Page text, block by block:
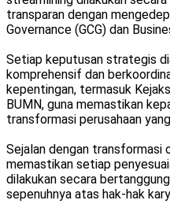
transparan dengan
Governance (GCG) dan
Setiap keputusan strategis
komprehensif dan
kepentingan, termasuk
BUMN, guna memastikan
transformasi perusahaan
Sejalan dengan transformasi
memastikan setiap
dilakukan secara
sepenuhnya atas hak-hak